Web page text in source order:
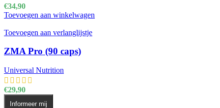
€34,90
Toevoegen aan winkelwagen
Toevoegen aan verlanglijstje
ZMA Pro (90 caps)
Universal Nutrition
€29,90
Informeer mij